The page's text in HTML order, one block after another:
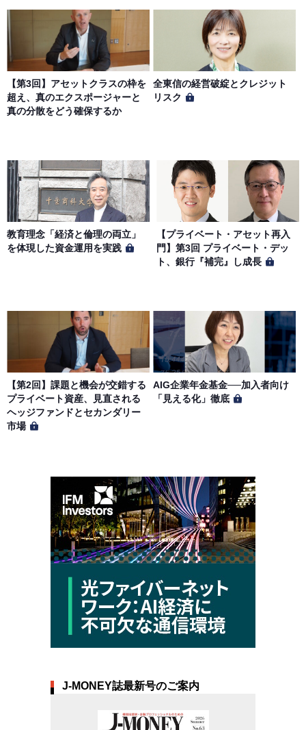
【第3回】アセットクラスの枠を
超え、真のエクスポージャーと
真の分散をどう確保するか
全東信の経営破綻とクレジット
リスク
教育理念「経済と倫理の両立」
を体現した資金運用を実践
【プライベート・アセット再入
門】第3回 プライベート・デッ
ト、銀行『補完』し成長
【第2回】課題と機会が交錯する
プライベート資産、見直される
ヘッジファンドとセカンダリー
市場
AIG企業年金基金──加入者向け
「見える化」徹底
J-MONEY誌最新号のご案内